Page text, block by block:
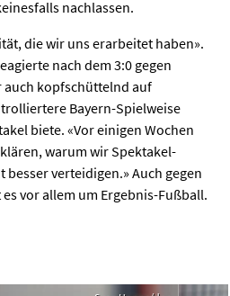
nachlassen.
die wir uns erarbeitet haben».
nach dem 3:0 gegen
auch kopfschüttelnd auf
Bayern-Spielweise
biete. «Vor einigen Wochen
warum wir Spektakel-
verteidigen.» Auch gegen
es vor allem um Ergebnis-Fußball.